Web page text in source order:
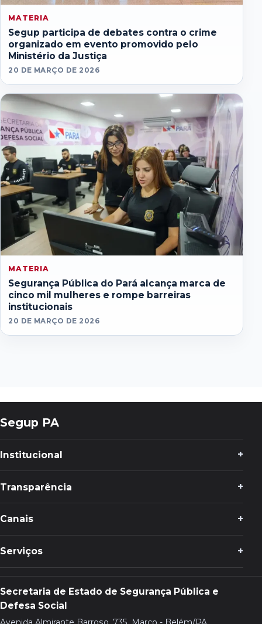
MATERIA
Segup participa de debates contra o crime
organizado em evento promovido pelo
Ministério da Justiça
20 DE MARÇO DE 2026
MATERIA
Segurança Pública do Pará alcança marca de
cinco mil mulheres e rompe barreiras
institucionais
20 DE MARÇO DE 2026
Segup PA
Institucional
Transparência
Canais
Serviços
Secretaria de Estado de Segurança Pública e
Defesa Social